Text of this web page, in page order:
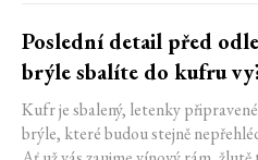
Poslední detail před
brýle sbalíte do kufru
Kufr je sbalený, letenky
brýle, které budou stejně